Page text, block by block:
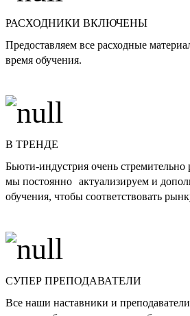
РАСХОДНИКИ ВКЛЮЧЕНЫ
Предоставляем все расходные
время обучения.
В ТРЕНДЕ
Бьюти-индустрия очень стремительно
мы постоянно актуализируем и
обучения, чтобы соответствовать
СУПЕР ПРЕПОДАВАТЕЛИ
Все наши наставники и